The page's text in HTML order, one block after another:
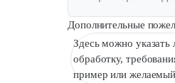
Дополнительные
Здесь можно указать
обработку,
пример или желаемый